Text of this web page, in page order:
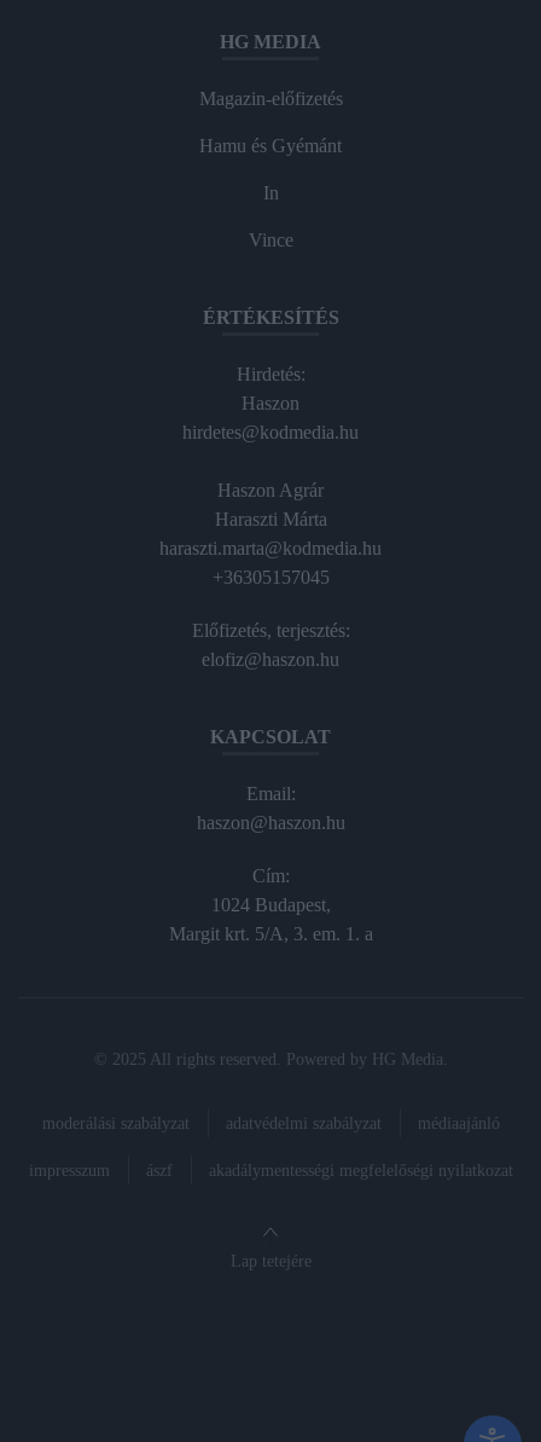
HG MEDIA
Magazin-előfizetés
Hamu és Gyémánt
In
Vince
ÉRTÉKESÍTÉS
Hirdetés:
Haszon
hirdetes@kodmedia.hu
Haszon Agrár
Haraszti Márta
haraszti.marta@kodmedia.hu
+36305157045
Előfizetés, terjesztés:
elofiz@haszon.hu
KAPCSOLAT
Email:
haszon@haszon.hu
Cím:
1024 Budapest,
Margit krt. 5/A, 3. em. 1. a
© 2025 All rights reserved. Powered by HG Media
moderálási szabályzat adatvédelmi szabályzat médiaajánló
impresszum ászf akadálymentességi megfelelőségi nyilatkozat
Lap tetejére